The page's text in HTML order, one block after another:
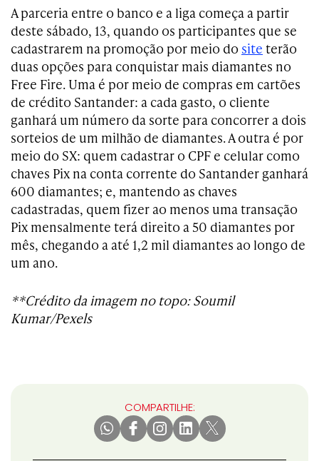
A parceria entre o banco e a liga começa a partir
deste sábado, 13, quando os participantes que se
cadastrarem na promoção por meio do site terão
duas opções para conquistar mais diamantes no
Free Fire. Uma é por meio de compras em cartões
de crédito Santander: a cada gasto, o cliente
ganhará um número da sorte para concorrer a dois
sorteios de um milhão de diamantes. A outra é por
meio do SX: quem cadastrar o CPF e celular como
chaves Pix na conta corrente do Santander ganhará
600 diamantes; e, mantendo as chaves
cadastradas, quem fizer ao menos uma transação
Pix mensalmente terá direito a 50 diamantes por
mês, chegando a até 1,2 mil diamantes ao longo de
um ano.
**Crédito da imagem no topo: Soumil
Kumar/Pexels
COMPARTILHE: